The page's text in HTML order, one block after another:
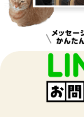
お問い合わせ